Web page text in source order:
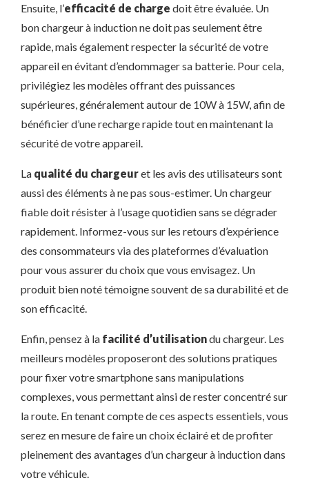
Ensuite, l’efficacité de charge doit être évaluée. Un
bon chargeur à induction ne doit pas seulement être
rapide, mais également respecter la sécurité de votre
appareil en évitant d’endommager sa batterie. Pour cela,
privilégiez les modèles offrant des puissances
supérieures, généralement autour de 10W à 15W, afin de
bénéficier d’une recharge rapide tout en maintenant la
sécurité de votre appareil.
La qualité du chargeuret les avis des utilisateurs sont
aussi des éléments à ne pas sous-estimer. Un chargeur
fiable doit résister à l’usage quotidien sans se dégrader
rapidement. Informez-vous sur les retours d’expérience
des consommateurs via des plateformes d’évaluation
pour vous assurer du choix que vous envisagez. Un
produit bien noté témoigne souvent de sa durabilité et de
son efficacité.
Enfin, pensez à la facilité d’utilisationdu chargeur. Les
meilleurs modèles proposeront des solutions pratiques
pour fixer votre smartphone sans manipulations
complexes, vous permettant ainsi de rester concentré sur
la route. En tenant compte de ces aspects essentiels, vous
serez en mesure de faire un choix éclairé et de profiter
pleinement des avantages d’un chargeur à induction dans
votre véhicule.